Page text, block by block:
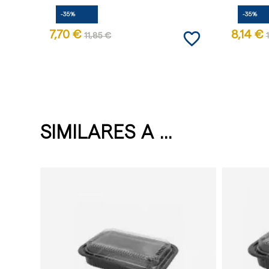
-35%
7,70 € 11,85 € favorite_border
-35%
8,14 €
SIMILARES A ...